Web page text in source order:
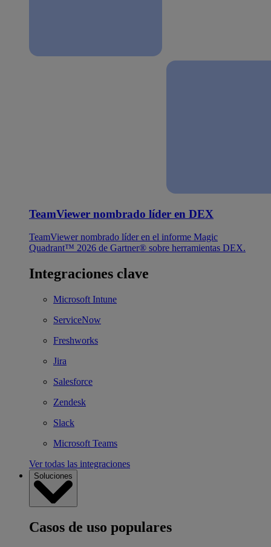
TeamViewer nombrado líder en DEX
TeamViewer nombrado líder en el informe Magic
Quadrant™ 2026 de Gartner® sobre herramientas DEX.
Integraciones clave
Microsoft Intune
ServiceNow
Freshworks
Jira
Salesforce
Zendesk
Slack
Microsoft Teams
Ver todas las integraciones
Soluciones
Casos de uso populares